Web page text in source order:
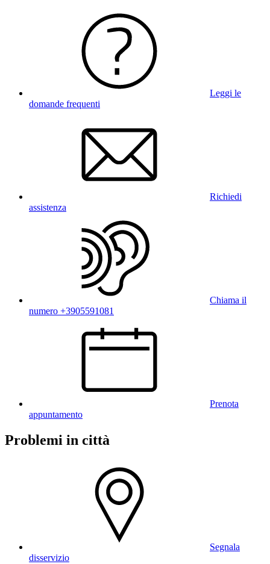
Leggi le
domande frequenti
Richiedi
assistenza
Chiama il
numero +3905591081
Prenota
appuntamento
Problemi in città
Segnala
disservizio